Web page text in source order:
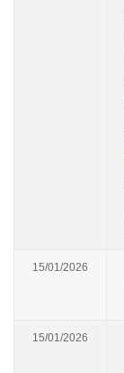
15/01/2026
15/01/2026